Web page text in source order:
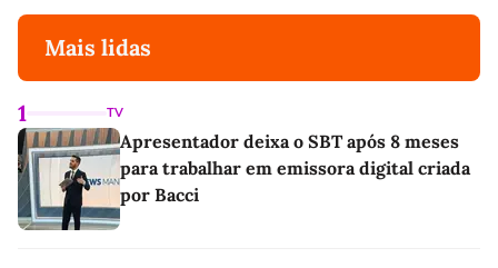
Mais lidas
1 TV
Apresentador deixa o SBT após 8 meses
para trabalhar em emissora digital criada
por Bacci